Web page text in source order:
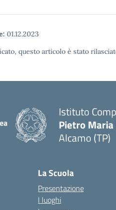
01.12.2023
questo articolo è stato
Istituto
Pietro Maria
Alcamo (TP)
La Scuola
Presentazione
I luoghi